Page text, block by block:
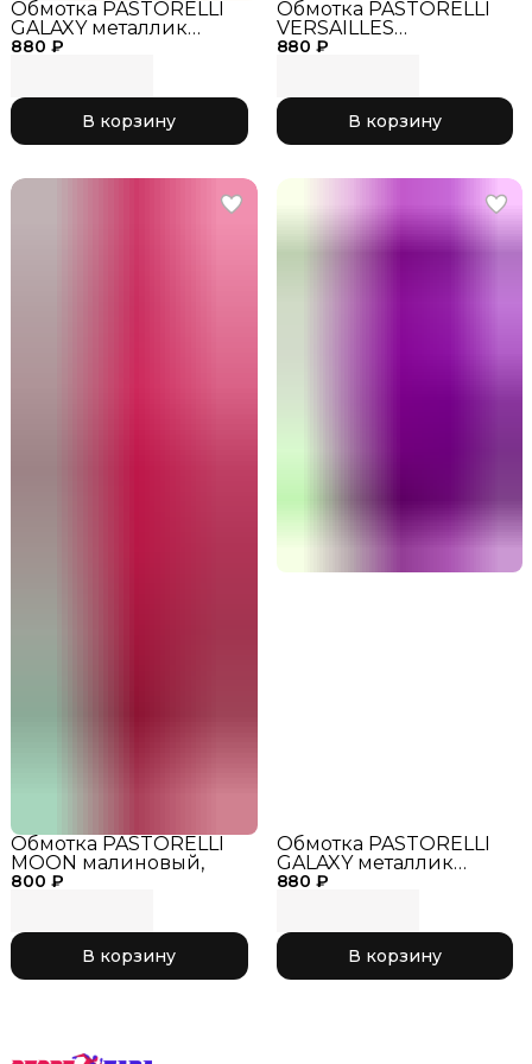
880 ₽
Обмотка PASTORELLI
GALAXY металлик
золото,
В корзину
880 ₽
Обмотка PASTORELLI
VERSAILLES
зеркальная
В корзину
800 ₽
Обмотка PASTORELLI
MOON малиновый,
В корзину
880 ₽
Обмотка PASTORELLI
GALAXY металлик
фуксия,
В корзину